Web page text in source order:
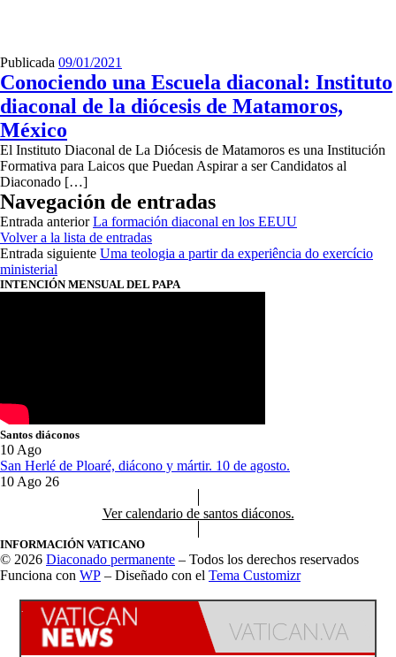
Publicada 09/01/2021
Conociendo una Escuela diaconal: Instituto
diaconal de la diócesis de Matamoros,
México
El Instituto Diaconal de La Diócesis de Matamoros es una Institución
Formativa para Laicos que Puedan Aspirar a ser Candidatos al
Diaconado […]
Navegación de entradas
Entrada anterior La formación diaconal en los EEUU
Volver a la lista de entradas
Entrada siguiente Uma teologia a partir da experiência do exercício
ministerial
INTENCIÓN MENSUAL DEL PAPA
Santos diáconos
10 Ago
San Herlé de Ploaré, diácono y mártir. 10 de agosto.
10 Ago 26
Ver calendario de santos diáconos.
INFORMACIÓN VATICANO
© 2026 Diaconado permanente – Todos los derechos reservados
Funciona con WP – Diseñado con el Tema Customizr